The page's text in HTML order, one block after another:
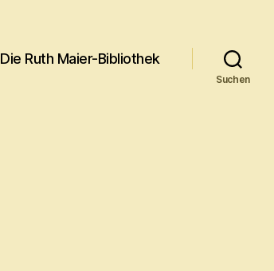
Die Ruth Maier-Bibliothek
Suchen